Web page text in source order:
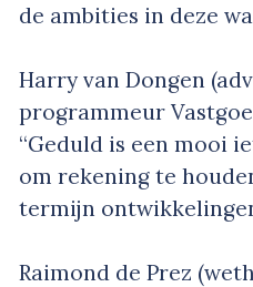
de ambities in deze
Harry van Dongen
programmeur
“Geduld is een mooi
om rekening te
termijn
Raimond de Prez